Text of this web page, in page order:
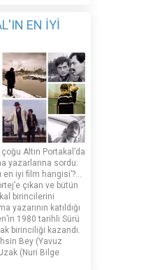
EN İYİ
Altın Portakal’da
yazarlarına sordu:
en iyi film hangisi’?...
çıkan ve bütün
birincilerini
yazarının katıldığı
1980 tarihli Sürü
birinciliği kazandı.
Bey (Yavuz
(Nuri Bilge